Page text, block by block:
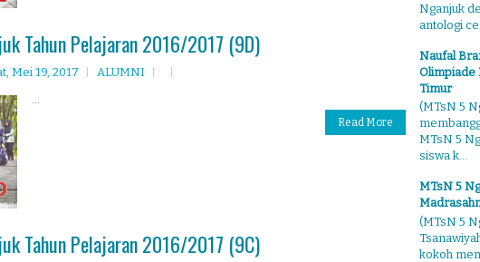
Tahun Pelajaran 2016/2017 (9D)
Mei 19, 2017
ALUMNI
...
Read More
Tahun Pelajaran 2016/2017 (9C)
Nganjuk
antologi ce...
Naufal
Olimpiade
Timur
(MTsN 5
MTsN 5
siswa k...
MTsN 5
(MTsN 5
kokoh